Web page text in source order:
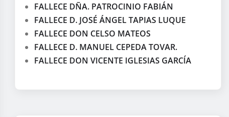
FALLECE DÑA. PATROCINIO FABIÁN
FALLECE D. JOSÉ ÁNGEL TAPIAS LUQUE
FALLECE DON CELSO MATEOS
FALLECE D. MANUEL CEPEDA TOVAR.
FALLECE DON VICENTE IGLESIAS GARCÍA